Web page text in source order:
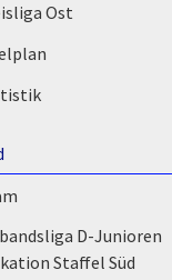
Ost
D-Junioren
Staffel Süd